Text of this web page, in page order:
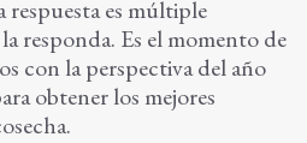
respuesta es múltiple
responda. Es el momento de
con la perspectiva del año
obtener los mejores